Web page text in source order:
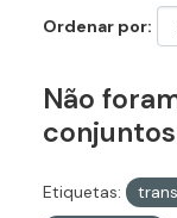
Ordenar por
Não
Etiquetas: